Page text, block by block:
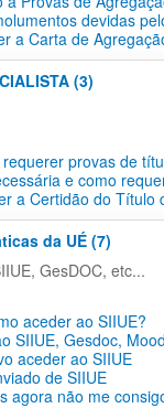
devidas
a Carta de
(3)
provas de
e como
a Certidão do Título
da UÉ (7)
GesDOC, etc...
aceder ao SIIUE?
SIIUE, Gesdoc,
aceder ao SIIUE
de SIIUE
agora não me